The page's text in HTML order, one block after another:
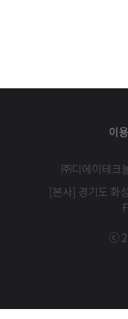
이
㈜디에이테크
[본사] 경기도 화
ⓒ